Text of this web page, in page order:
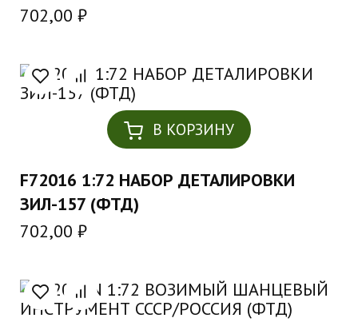
702,00 ₽
В КОРЗИНУ
F72016 1:72 НАБОР ДЕТАЛИРОВКИ
ЗИЛ-157 (ФТД)
702,00 ₽